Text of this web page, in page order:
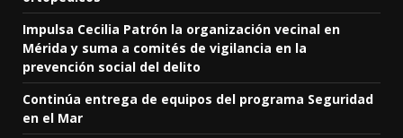
Impulsa Cecilia Patrón la organización vecinal en
Mérida y suma a comités de vigilancia en la
prevención social del delito
Continúa entrega de equipos del programa Seguridad
en el Mar